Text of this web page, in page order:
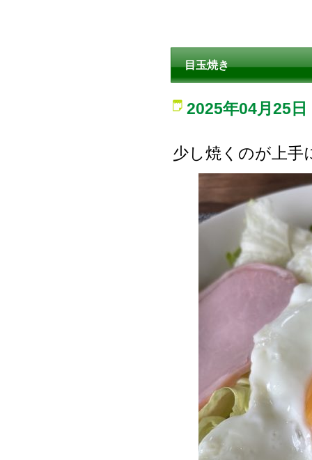
目玉焼き
2025年04月25日
少し焼くのが上手